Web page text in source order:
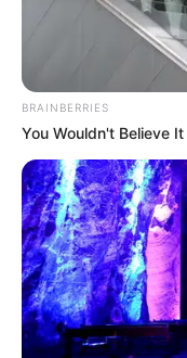
BRAINBERRIES
You Wouldn't Believe